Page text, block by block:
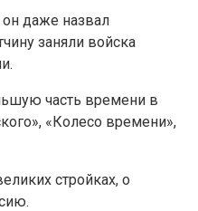
он даже назвал
заняли войска
часть времени в
«Колесо времени»,
стройках, о